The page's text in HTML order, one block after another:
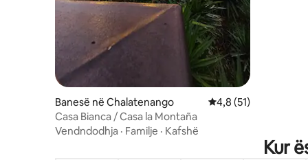
Banesë në Chalatenango Vlerësimi mesatar
4,8 (51)
Casa Bianca / Casa la Montaña
Vendndodhja · Familje · Kafshë
Kur